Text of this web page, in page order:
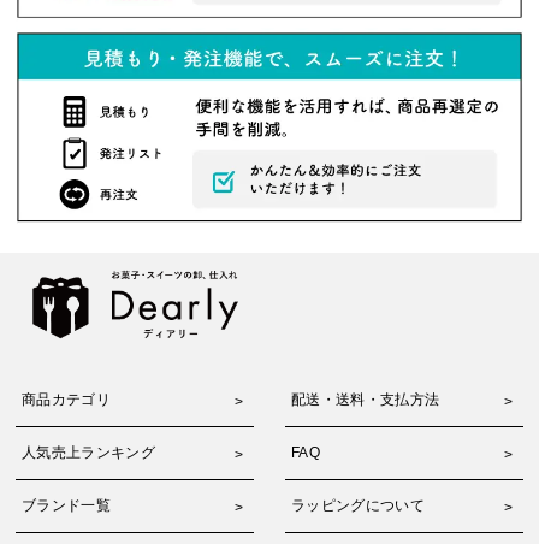
商品カテゴリ 配送・送料・支払方法
人気売上ランキング FAQ
ブランド一覧 ラッピングについて